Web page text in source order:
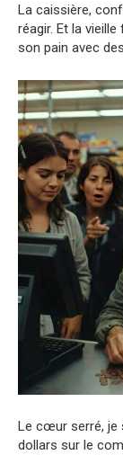
La caissière,
réagir. Et la
son pain avec
Le cœur serré, je
dollars sur le